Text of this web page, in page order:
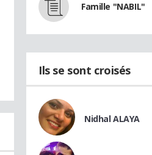
Famille "NABIL"
Ils se sont croisés
Nidhal ALAYA